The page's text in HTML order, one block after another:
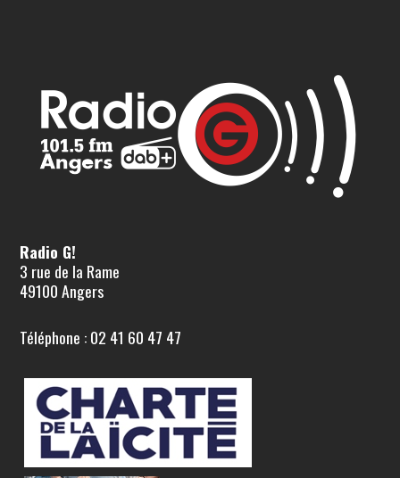
Radio G!
3 rue de la Rame
49100 Angers
Téléphone : 02 41 60 47 47